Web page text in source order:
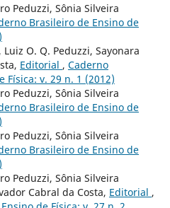
Peduzzi, Sônia Silveira
Brasileiro de Ensino de
O. Q. Peduzzi, Sayonara
Editorial , Caderno
Física: v. 29 n. 1 (2012)
Peduzzi, Sônia Silveira
Brasileiro de Ensino de
Peduzzi, Sônia Silveira
Brasileiro de Ensino de
Peduzzi, Sônia Silveira
Cabral da Costa, Editorial ,